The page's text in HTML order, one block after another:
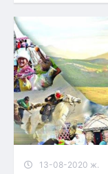
13-08-2020 ж.